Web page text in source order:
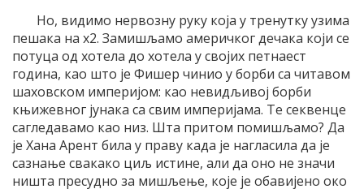
Но, видимо нервозну руку која у тренутку узима
пешака на х2. Замишљамо америчког дечака који се
потуца од хотела до хотела у својих петнаест
година, као што је Фишер чинио у борби са читавом
шаховском империјом: као невидљивој борби
књижевног јунака са свим империјама. Те секвенце
сагледавамо као низ. Шта притом помишљамо? Да
је Хана Арент била у праву када је нагласила да је
сазнање свакако циљ истине, али да оно не значи
ништа пресудно за мишљење, које је обавијено око